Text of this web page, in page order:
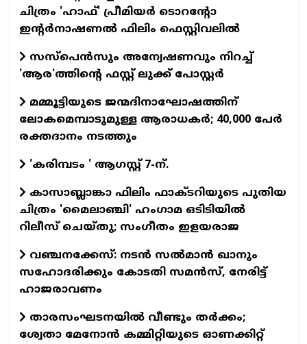
ചിത്രം 'ഹാഫ്' പ്രീമിയര്‍ ടൊറന്റോ
ഇന്റര്‍നാഷണല്‍ ഫിലിം ഫെസ്റ്റിവലില്‍
സസ്പെന്‍സും അന്വേഷണവും നിറച്ച്
'ആര'ത്തിന്റെ ഫസ്റ്റ് ലുക്ക് പോസ്റ്റര്‍
മമ്മൂട്ടിയുടെ ജന്മദിനാഘോഷത്തിന്
ലോകമെമ്പാടുമുള്ള ആരാധകര്‍; 40,000 പേര്‍
രക്തദാനം നടത്തും
'കരിമ്പടം ' ആഗസ്റ്റ് 7-ന്.
കാസാബ്ലാങ്കാ ഫിലിം ഫാക്ടറിയുടെ പുതിയ
ചിത്രം 'മൈലാഞ്ചി' ഹംഗാമ ഒടിടിയില്‍
റിലീസ് ചെയ്തു; സംഗീതം ഇളയരാജ
വഞ്ചനക്കേസ്: നടന്‍ സല്‍മാന്‍ ഖാനും
സഹോദരിക്കും കോടതി സമന്‍സ്, നേരിട്ട്
ഹാജരാവണം
താരസംഘടനയില്‍ വീണ്ടും തര്‍ക്കം;
ശ്വേതാ മേനോന്‍ കമ്മിറ്റിയുടെ ഓണക്കിറ്റ്